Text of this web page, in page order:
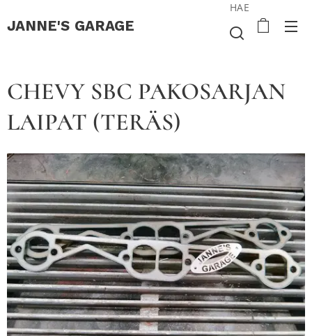
JANNE'S GARAGE
HAE
CHEVY SBC PAKOSARJAN
LAIPAT (TERÄS)